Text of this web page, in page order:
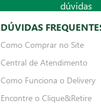
DÚVIDAS
Como Comprar no Site
Central de Atendimento
Como Funciona o Delivery
Encontre o Clique&Retire